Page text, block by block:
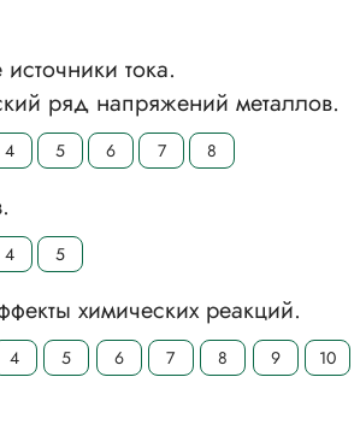
тока.
ряд напряжений металлов.
4 5 6 7 8
4 5
химических реакций.
4 5 6 7 8 9
10